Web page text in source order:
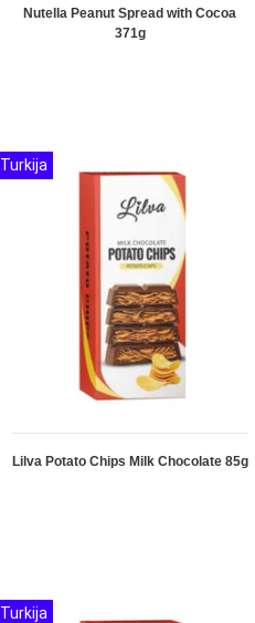
Nutella Peanut Spread with Cocoa
371g
Lilva Potato Chips Milk Chocolate 85g
Turkija
Turkija